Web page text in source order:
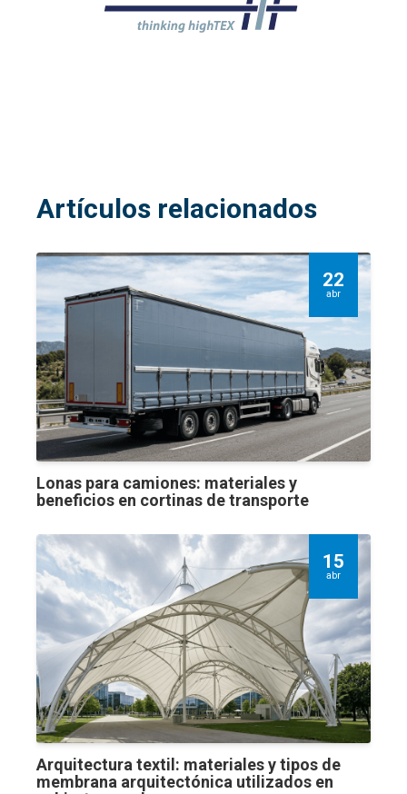
Artículos relacionados
22
abr
Lonas para camiones: materiales y
beneficios en cortinas de transporte
15
abr
Arquitectura textil: materiales y tipos de
membrana arquitectónica utilizados en